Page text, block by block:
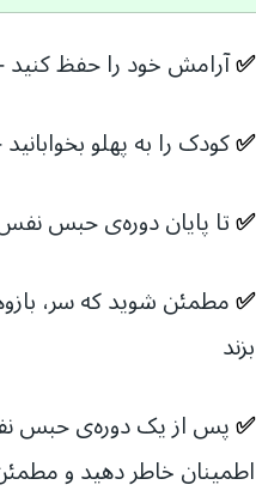
✅ آرامش خود را حفظ کنید - باید در
✅ کودک را به پهلو بخوابانید
✅ تا پایان دوره‌ی حبس نفس با او بمانید
✅
بزند
✅
پس از یک
اطمینان خاطر دهید و